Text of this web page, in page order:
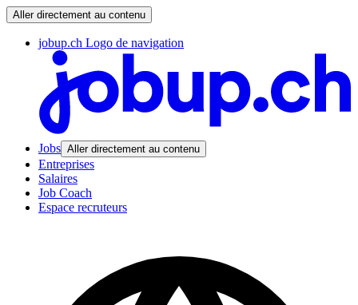
Aller directement au contenu
jobup.ch Logo de navigation
Jobs Aller directement au contenu
Entreprises
Salaires
Job Coach
Espace recruteurs